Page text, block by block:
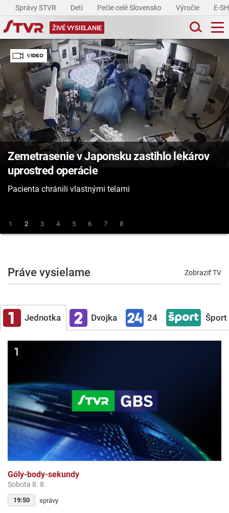
Správy STVR Deti Pečie celé Slovensko Výročie E-
ŽIVÉ VYSIELANIE
Zemetrasenie v Japonsku zastihlo lekárov
uprostred operácie
Pacienta chránili vlastnými telami
1 2 3 4 5 6 7 8
Práve vysielame Zobraziť TV
Jednotka Dvojka 24 Šport
Góly-body-sekundy
Sobota 8. 8.
19:50 správy